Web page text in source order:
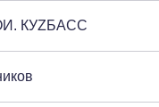
КУZБАСС